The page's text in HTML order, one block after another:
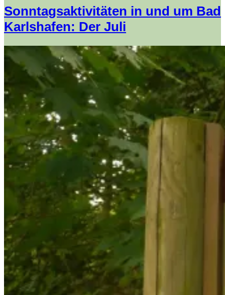
Sonntagsaktivitäten in und um Bad
Karlshafen: Der Juli